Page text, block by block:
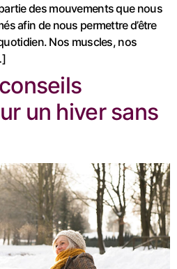
des mouvements que nous
afin de nous permettre d’être
Nos muscles, nos
un hiver sans